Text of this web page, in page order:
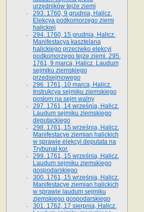
urzędników tejże ziemi
293. 1760, 9 grudnia, Halicz.
Elekcya podkomorzego ziemi
halickiej
294. 1760, 15 grudnia, Halicz.
Manifestacya kasztelana
halickiego przeciwko elekcyi
podkomorzego tejże ziemi. 295.
1761, 9 marca, Halicz. Laudum
sejmiku ziemskiego
przedsejmowego
296. 1761, 10 marca, Halicz.
Instrukcya sejmiku ziemskiego
posłom na sejm walny
297. 1761, 14 września, Halicz.
Laudum sejmiku ziemskiego
deputackiego
298. 1761, 15 września, Halicz.
Manifestacye ziemian halickich
w sprawie elekcyi deputata na
Trybunał kor.
299. 1761, 15 września, Halicz.
Laudum sejmiku ziemskiego
gospodarskiego
300. 1761, 15 września, Halicz.
Manifestacye ziemian halickich
w sprawie laudum sejmiku
ziemskiego gospodarskiego
301. 1762, 17 sierpnia, Halicz.